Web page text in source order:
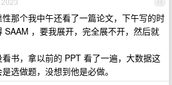
11
那个我中午还看了一篇论文，下午写的时
SAAM ，要我展开，完全展不开，然后就
书，拿以前的 PPT 看了一遍，大数据这
选做题，没想到他是必做。